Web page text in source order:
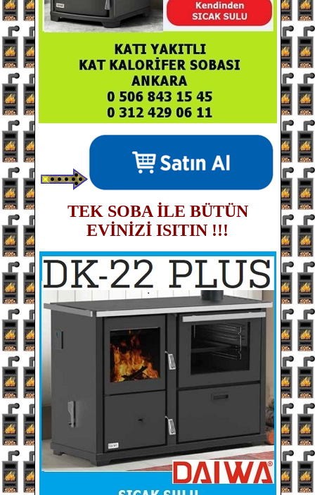
TEK SOBA İLE BÜTÜN
EVİNİZİ ISITIN !!!